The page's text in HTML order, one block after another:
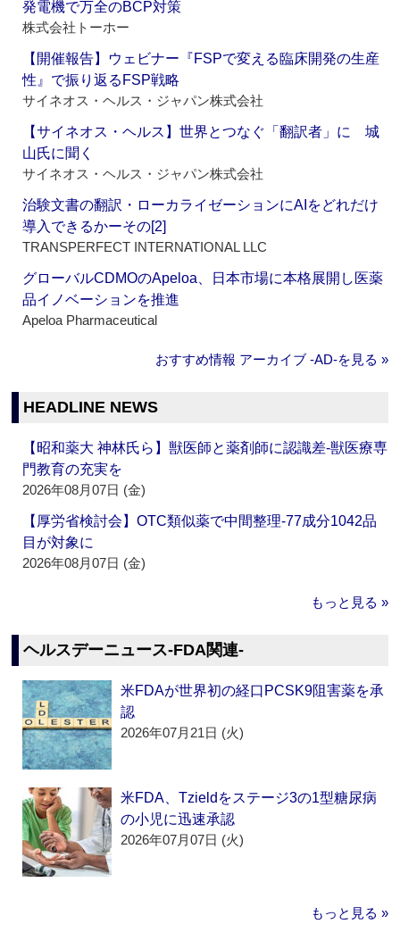
発電機で万全のBCP対策
株式会社トーホー
【開催報告】ウェビナー『FSPで変える臨床開発の生産
性』で振り返るFSP戦略
サイネオス・ヘルス・ジャパン株式会社
【サイネオス・ヘルス】世界とつなぐ「翻訳者」に 城
山氏に聞く
サイネオス・ヘルス・ジャパン株式会社
治験文書の翻訳・ローカライゼーションにAIをどれだけ
導入できるかーその[2]
TRANSPERFECT INTERNATIONAL LLC
グローバルCDMOのApeloa、日本市場に本格展開し医薬
品イノベーションを推進
Apeloa Pharmaceutical
おすすめ情報 アーカイブ ‐AD‐を見る »
HEADLINE NEWS
【昭和薬大 神林氏ら】獣医師と薬剤師に認識差‐獣医療専
門教育の充実を
2026年08月07日 (金)
【厚労省検討会】OTC類似薬で中間整理‐77成分1042品
目が対象に
2026年08月07日 (金)
もっと見る »
ヘルスデーニュース‐FDA関連‐
米FDAが世界初の経口PCSK9阻害薬を承
認
2026年07月21日 (火)
米FDA、Tzieldをステージ3の1型糖尿病
の小児に迅速承認
2026年07月07日 (火)
もっと見る »